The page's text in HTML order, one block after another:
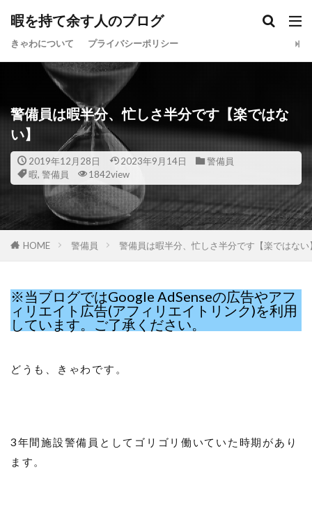
暇を持て余す人のブログ
きゃわについて プライバシーポリシー
警備員は暇半分、忙しさ半分です【楽ではな
い】
2019年12月28日 2023年9月14日
警備員
暇, 警備員 1842view
HOME 警備員 警備員は暇半分、忙しさ半分です【楽ではない
※当ブログではGoogle AdSenseの広告やアフ
ィリエイト広告(アフィリエイトリンク)を利用
しています。ご了承ください。
どうも、きゃわです。
3年間施設警備員としてゴリゴリ働いていた時期があり
ます。